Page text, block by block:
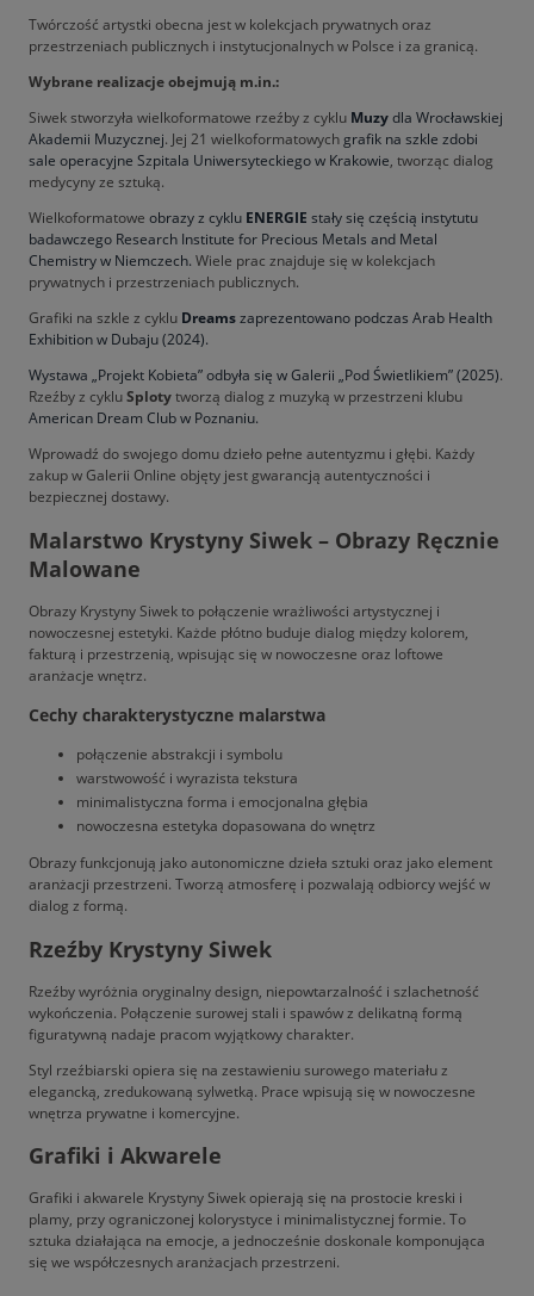
Twórczość artystki obecna jest w kolekcjach prywatnych oraz
przestrzeniach publicznych i instytucjonalnych w Polsce i za granicą.
Wybrane realizacje obejmują m.in.:
Siwek stworzyła wielkoformatowe rzeźby z cyklu Muzydla Wrocławskiej
Akademii Muzycznej. Jej 21 wielkoformatowych grafik na szkle zdobi
sale operacyjne Szpitala Uniwersyteckiego w Krakowie, tworząc dialog
medycyny ze sztuką.
Wielkoformatowe obrazy z cyklu ENERGIE stały się częścią instytutu
badawczego Research Institute for Precious Metals and Metal
Chemistry w Niemczech. Wiele prac znajduje się w kolekcjach
prywatnych i przestrzeniach publicznych.
Grafiki na szkle z cyklu Dreamszaprezentowano podczas Arab Health
Exhibition w Dubaju (2024).
Wystawa „Projekt Kobieta” odbyła się w Galerii „Pod Świetlikiem” (2025).
Rzeźby z cykluSplotytworzą dialog z muzyką w przestrzeni klubu
American Dream Club w Poznaniu.
Wprowadź do swojego domu dzieło pełne autentyzmu i głębi. Każdy
zakup w Galerii Online objęty jest gwarancją autentyczności i
bezpiecznej dostawy.
Malarstwo Krystyny Siwek – Obrazy Ręcznie
Malowane
Obrazy Krystyny Siwek to połączenie wrażliwości artystycznej i
nowoczesnej estetyki. Każde płótno buduje dialog między kolorem,
fakturą i przestrzenią, wpisując się w nowoczesne oraz loftowe
aranżacje wnętrz.
Cechy charakterystyczne malarstwa
połączenie abstrakcji i symbolu
warstwowość i wyrazista tekstura
minimalistyczna forma i emocjonalna głębia
nowoczesna estetyka dopasowana do wnętrz
Obrazy funkcjonują jako autonomiczne dzieła sztuki oraz jako element
aranżacji przestrzeni. Tworzą atmosferę i pozwalają odbiorcy wejść w
dialog z formą.
Rzeźby Krystyny Siwek
Rzeźby wyróżnia oryginalny design, niepowtarzalność i szlachetność
wykończenia. Połączenie surowej stali i spawów z delikatną formą
figuratywną nadaje pracom wyjątkowy charakter.
Styl rzeźbiarski opiera się na zestawieniu surowego materiału z
elegancką, zredukowaną sylwetką. Prace wpisują się w nowoczesne
wnętrza prywatne i komercyjne.
Grafiki i Akwarele
Grafiki i akwarele Krystyny Siwek opierają się na prostocie kreski i
plamy, przy ograniczonej kolorystyce i minimalistycznej formie. To
sztuka działająca na emocje, a jednocześnie doskonale komponująca
się we współczesnych aranżacjach przestrzeni.